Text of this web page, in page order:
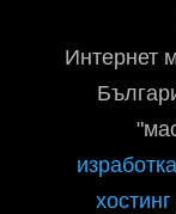
Интернет
хостинг